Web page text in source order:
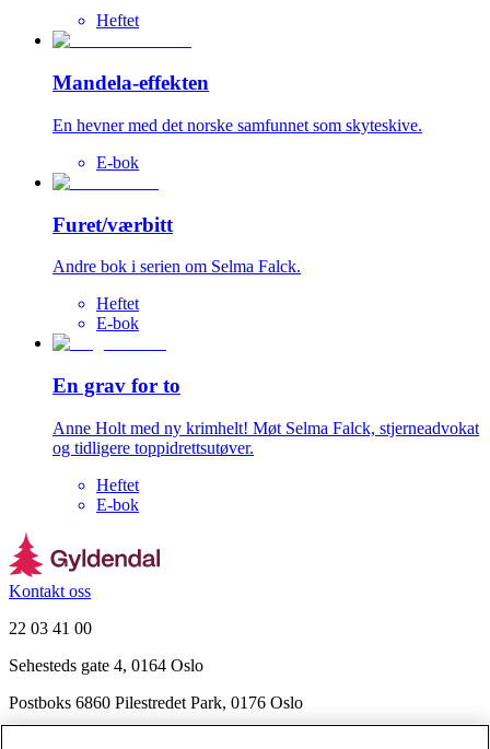
Heftet
Mandela-effekten
En hevner med det norske samfunnet som skyteskive.
E-bok
Furet/værbitt
Andre bok i serien om Selma Falck.
Heftet
E-bok
En grav for to
Anne Holt med ny krimhelt! Møt Selma Falck, stjerneadvokat
og tidligere toppidrettsutøver.
Heftet
E-bok
Kontakt oss
22 03 41 00
Sehesteds gate 4, 0164 Oslo
Postboks 6860 Pilestredet Park, 0176 Oslo